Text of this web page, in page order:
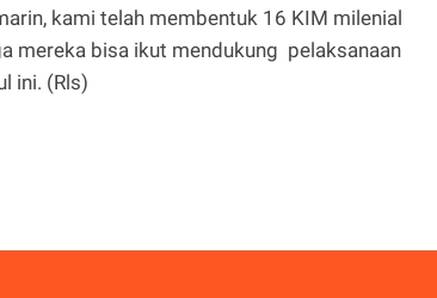
kami telah membentuk 16 KIM milenial
mereka bisa ikut mendukung pelaksanaan
ini. (Rls)